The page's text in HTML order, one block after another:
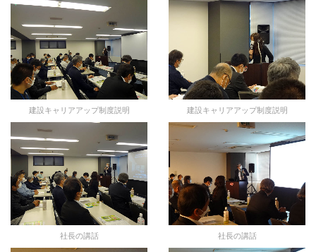
建設キャリアアップ制度説明 建設キャリアアップ制度説明
社長の講話 社長の講話